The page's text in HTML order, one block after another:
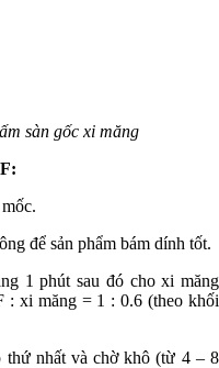
sàn gốc xi măng
để sản phẩm bám dính tốt.
1 phút sau đó cho xi măng
: xi măng = 1 : 0.6 (theo khối
thứ nhất và chờ khô (từ 4 – 8